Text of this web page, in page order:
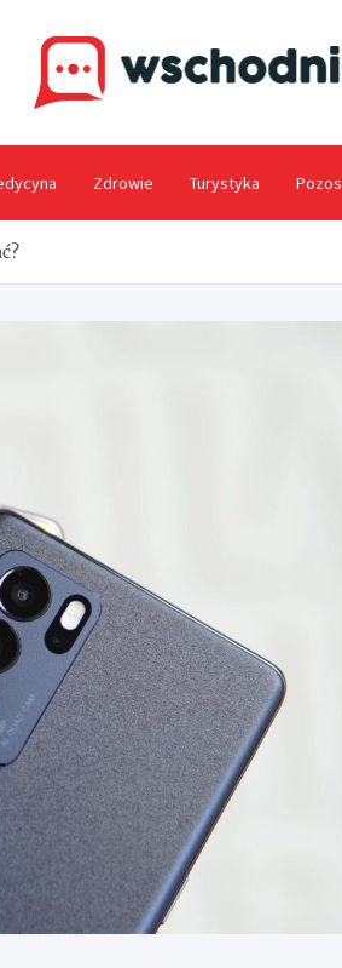
Zdrowie Turystyka